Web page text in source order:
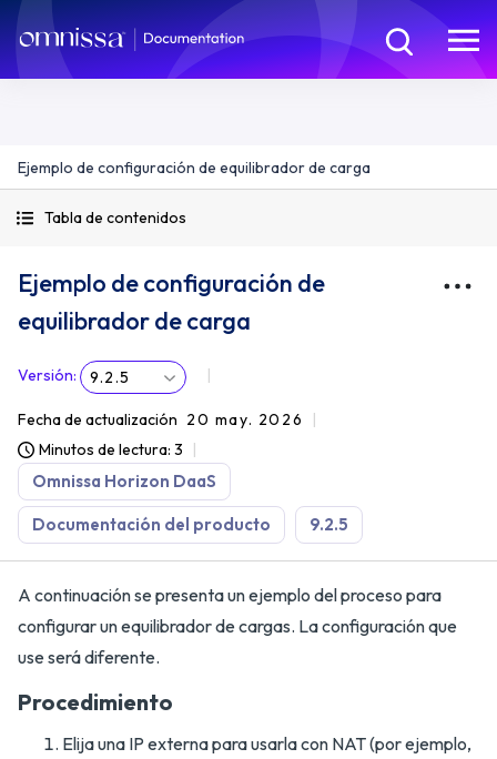
Ejemplo de configuración de equilibrador de carga
Tabla de contenidos
Ejemplo de configuración de
equilibrador de carga
Versión: 9.2.5
Fecha de actualización 20 may. 2026
Minutos de lectura: 3
Omnissa Horizon DaaS
Documentación del producto 9.2.5
A continuación se presenta un ejemplo del proceso para
configurar un equilibrador de cargas. La configuración que
use será diferente.
Procedimiento
Elija una IP externa para usarla con NAT (por ejemplo,